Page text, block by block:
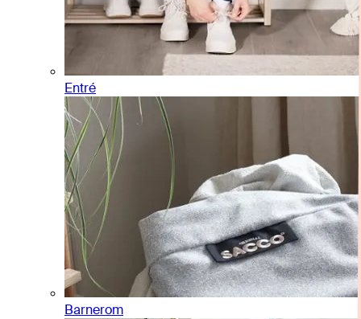
Entré
Barnerom